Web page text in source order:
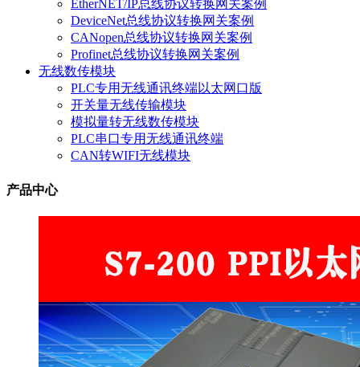
EtherNET/IP总线协议转换网关案例
DeviceNet总线协议转换网关案例
CANopen总线协议转换网关案例
Profinet总线协议转换网关案例
无线数传模块
PLC专用无线通讯终端以太网口版
开关量无线传输模块
模拟量转无线数传模块
PLC串口专用无线通讯终端
CAN转WIFI无线模块
产品中心